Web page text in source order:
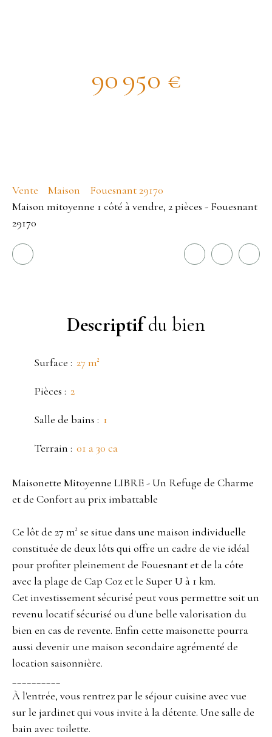
90 950 €
Vente Maison
Fouesnant 29170
Maison mitoyenne 1 côté à vendre, 2 pièces - Fouesnant
29170
Descriptifdu bien
Surface : 27 m²
Pièces : 2
Salle de bains : 1
Terrain : 01 a 30 ca
Maisonette Mitoyenne LIBRE - Un Refuge de Charme
et de Confort au prix imbattable
Ce lôt de 27 m² se situe dans une maison individuelle
constituée de deux lôts qui offre un cadre de vie idéal
pour profiter pleinement de Fouesnant et de la côte
avec la plage de Cap Coz et le Super U à 1 km.
Cet investissement sécurisé peut vous permettre soit un
revenu locatif sécurisé ou d'une belle valorisation du
bien en cas de revente. Enfin cette maisonette pourra
aussi devenir une maison secondaire agrémenté de
location saisonnière.
À l'entrée, vous rentrez par le séjour cuisine avec vue
sur le jardinet qui vous invite à la détente. Une salle de
bain avec toilette.